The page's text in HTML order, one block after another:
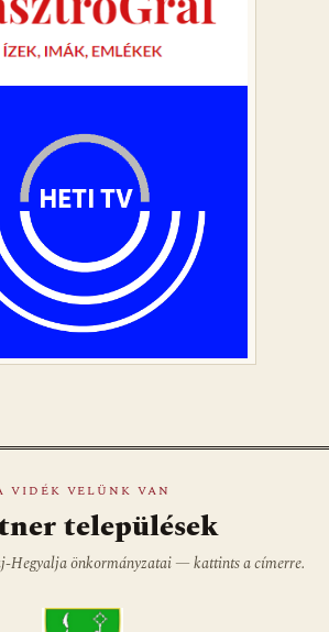
VIDÉK VELÜNK VAN
települések
Hegyalja önkormányzatai — kattints a címerre.